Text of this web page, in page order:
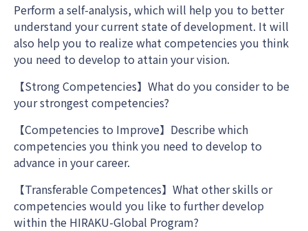
Perform a self-analysis, which will help you to better
understand your current state of development. It will
also help you to realize what competencies you think
you need to develop to attain your vision.
【Strong Competencies】What do you consider to be
your strongest competencies?
【Competencies to Improve】Describe which
competencies you think you need to develop to
advance in your career.
【Transferable Competences】What other skills or
competencies would you like to further develop
within the HIRAKU-Global Program?